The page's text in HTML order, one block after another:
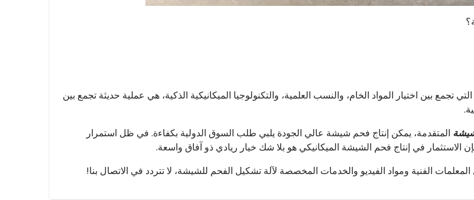
تجمع بين اختيار المواد الخام، والنسب العلمية، والتكنولوجيا الميكانيكية الذكية، هي عملية حديثة تجمع بين
المتقدمة، يمكن إنتاج فحم شيشة عالي الجودة يلبي طلب السوق الدولية بكفاءة. في ظل استمرار
في إنتاج فحم الشيشة الميكانيكي هو بلا شك خيار ريادي ذو آفاق واسعة.
الفنية ومواد الفيديو والخدمات المخصصة لآلة تشكيل الفحم للشيشة، لا تتردد في الاتصال بنا!